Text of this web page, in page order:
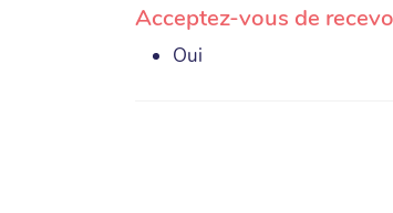
Acceptez-vous de
Oui